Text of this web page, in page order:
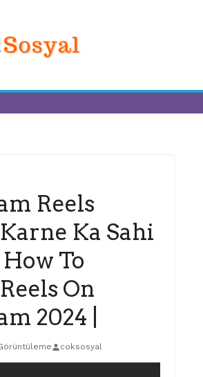
Reels
Ka Sahi
To
On
2024 |
coksosyal